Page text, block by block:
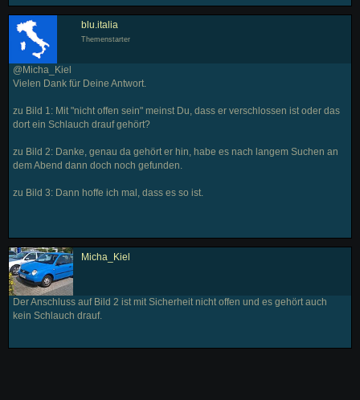
blu.italia
Themenstarter
@Micha_Kiel
Vielen Dank für Deine Antwort.
zu Bild 1: Mit "nicht offen sein" meinst Du, dass er verschlossen ist oder das
dort ein Schlauch drauf gehört?
zu Bild 2: Danke, genau da gehört er hin, habe es nach langem Suchen an
dem Abend dann doch noch gefunden.
zu Bild 3: Dann hoffe ich mal, dass es so ist.
Micha_Kiel
Der Anschluss auf Bild 2 ist mit Sicherheit nicht offen und es gehört auch
kein Schlauch drauf.